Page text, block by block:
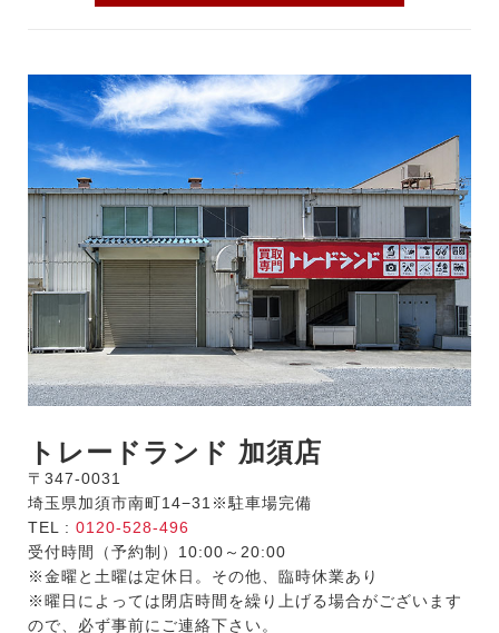
トレードランド 加須店
〒347-0031
埼玉県加須市南町14−31※駐車場完備
TEL : 0120-528-496
受付時間（予約制）10:00～20:00
※金曜と土曜は定休日。その他、臨時休業あり
※曜日によっては閉店時間を繰り上げる場合がございます
ので、必ず事前にご連絡下さい。